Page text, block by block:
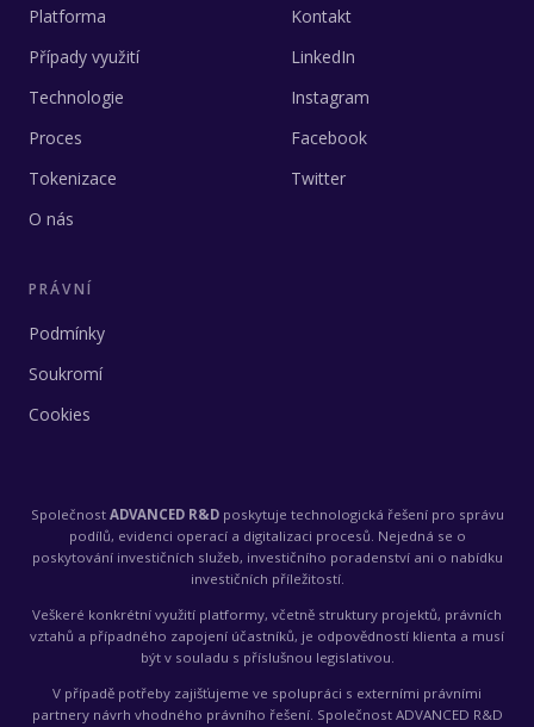
Platforma
Případy využití
Technologie
Proces
Tokenizace
O nás
Kontakt
LinkedIn
Instagram
Facebook
Twitter
PRÁVNÍ
Podmínky
Soukromí
Cookies
Společnost ADVANCED R&Dposkytuje technologická řešení pro správu
podílů, evidenci operací a digitalizaci procesů. Nejedná se o
poskytování investičních služeb, investičního poradenství ani o nabídku
investičních příležitostí.
Veškeré konkrétní využití platformy, včetně struktury projektů, právních
vztahů a případného zapojení účastníků, je odpovědností klienta a musí
být v souladu s příslušnou legislativou.
V případě potřeby zajišťujeme ve spolupráci s externími právními
partnery návrh vhodného právního řešení. Společnost ADVANCED R&D